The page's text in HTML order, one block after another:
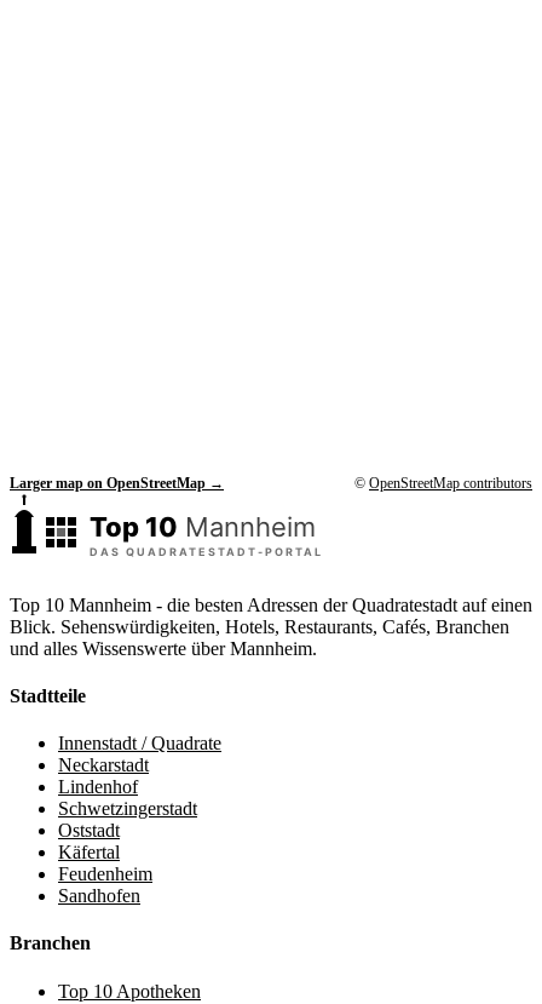
Larger map on OpenStreetMap → © OpenStreetMap contributors
Top 10 Mannheim - die besten Adressen der Quadratestadt auf einen
Blick. Sehenswürdigkeiten, Hotels, Restaurants, Cafés, Branchen
und alles Wissenswerte über Mannheim.
Stadtteile
Innenstadt / Quadrate
Neckarstadt
Lindenhof
Schwetzingerstadt
Oststadt
Käfertal
Feudenheim
Sandhofen
Branchen
Top 10 Apotheken